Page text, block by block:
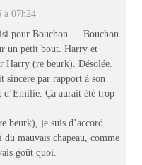
à 07h24
pour Bouchon … Bouchon
un petit bout. Harry et
Harry (re beurk). Désolée.
sincère par rapport à son
d’Emilie. Ça aurait été trop
beurk), je suis d’accord
du mauvais chapeau, comme
goût quoi.